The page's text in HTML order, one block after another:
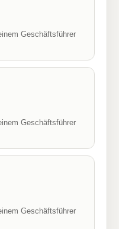
Geschäftsführer
Geschäftsführer
Geschäftsführer